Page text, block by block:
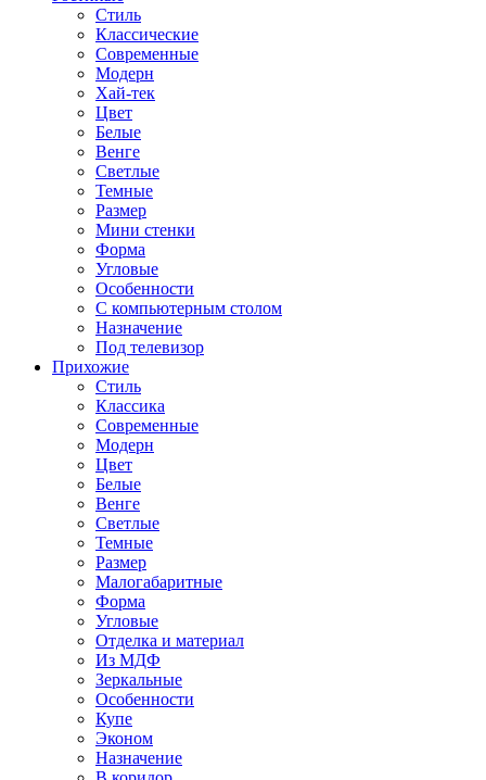
Стиль
Классические
Современные
Модерн
Хай-тек
Цвет
Белые
Венге
Светлые
Темные
Размер
Мини стенки
Форма
Угловые
Особенности
С компьютерным столом
Назначение
Под телевизор
Прихожие
Стиль
Классика
Современные
Модерн
Цвет
Белые
Венге
Светлые
Темные
Размер
Малогабаритные
Форма
Угловые
Отделка и материал
Из МДФ
Зеркальные
Особенности
Купе
Эконом
Назначение